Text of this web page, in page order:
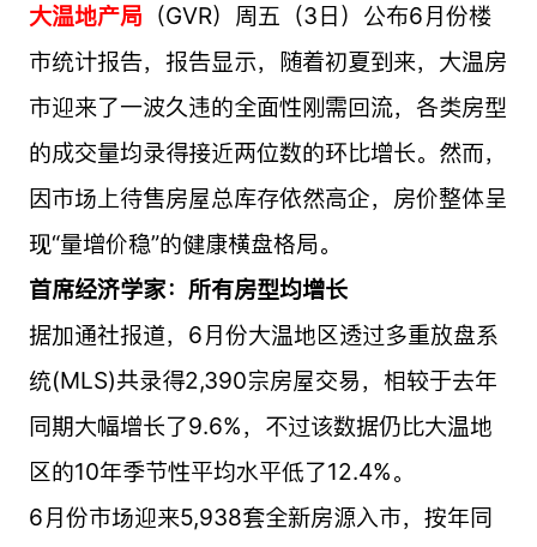
大温地产局 （GVR）周五（3日）公布6月份楼
市统计报告，报告显示，随着初夏到来，大温房
市迎来了一波久违的全面性刚需回流，各类房型
的成交量均录得接近两位数的环比增长。然而，
因市场上待售房屋总库存依然高企，房价整体呈
现“量增价稳”的健康横盘格局。
首席经济学家：所有房型均增长
据加通社报道，6月份大温地区透过多重放盘系
统(MLS)共录得2,390宗房屋交易，相较于去年
同期大幅增长了9.6%，不过该数据仍比大温地
区的10年季节性平均水平低了12.4%。
6月份市场迎来5,938套全新房源入市，按年同